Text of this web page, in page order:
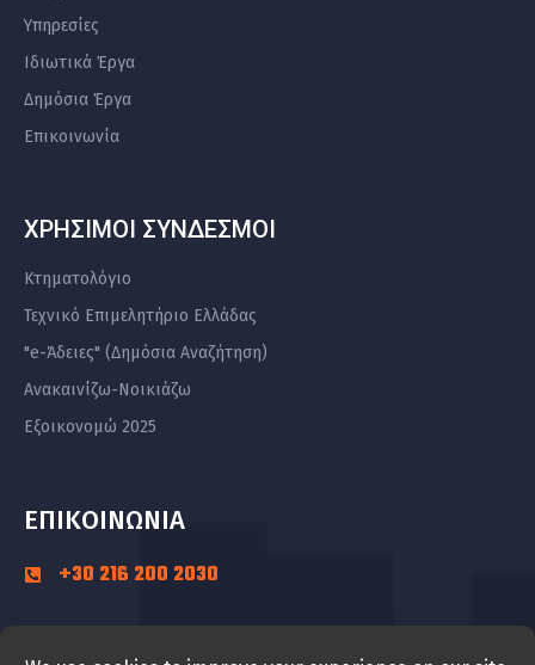
Υπηρεσίες
Ιδιωτικά Έργα
Δημόσια Έργα
Επικοινωνία
ΧΡΗΣΙΜΟΙ ΣΥΝΔΕΣΜΟΙ
Κτηματολόγιο
Τεχνικό Επιμελητήριο Ελλάδας
"e-Άδειες" (Δημόσια Αναζήτηση)
Ανακαινίζω-Νοικιάζω
Εξοικονομώ 2025
ΕΠΙΚΟΙΝΩΝΙΑ
+30 216 200 2030